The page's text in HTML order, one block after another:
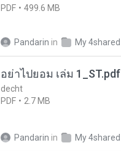
PDF 499.6 MB
Pandarin in My 4shared
อย่าไปยอม เล่ม 1_ST.pdf
decht
PDF
2.7 MB
Pandarin in My 4shared